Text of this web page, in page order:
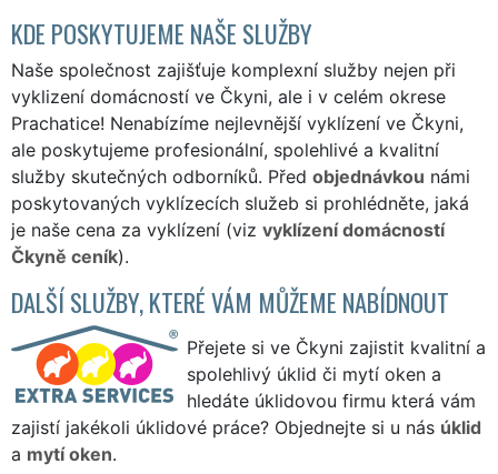
KDE POSKYTUJEME NAŠE SLUŽBY
Naše společnost zajišťuje komplexní služby nejen při
vyklizení domácností ve Čkyni, ale i v celém okrese
Prachatice! Nenabízíme nejlevnější vyklízení ve Čkyni,
ale poskytujeme profesionální, spolehlivé a kvalitní
služby skutečných odborníků. Před objednávkou námi
poskytovaných vyklízecích služeb si prohlédněte, jaká
je naše cena za vyklízení (viz vyklízení domácností
Čkyně ceník).
DALŠÍ SLUŽBY, KTERÉ VÁM MŮŽEME NABÍDNOUT
Přejete si ve Čkyni zajistit kvalitní a
spolehlivý úklid či mytí oken a
hledáte úklidovou firmu která vám
zajistí jakékoli úklidové práce? Objednejte si u nás úklid
a mytí oken.